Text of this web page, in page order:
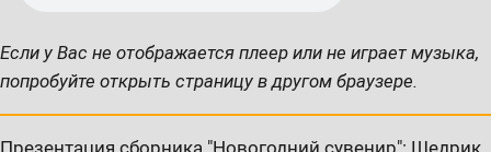
Если у Вас не отображается плеер или не играет музыка,
попробуйте открыть страницу в другом браузере.